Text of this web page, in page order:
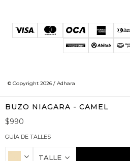
BUZO NIAGARA - CAMEL
$990
GUÍA DE TALLES
TALLE
© Copyright 2026 / Adhara